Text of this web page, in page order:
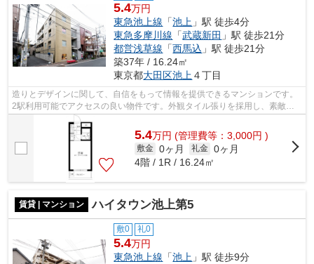
5.4万円
東急池上線 「池上 」駅 徒歩4分
東急多摩川線 「武蔵新田 」駅 徒歩21分
都営浅草線 「西馬込 」駅 徒歩21分
築37年 / 16.24㎡
東京都大田区池上４丁目
造りとデザインに関して、自信をもって情報を提供できるマンションです。
2駅利用可能でアクセスの良い物件です。外観タイル張りを採用し、素敵な
見た目を演出します。駅まで歩いてアク...
5.4万円 (管理費等：3,000円 )
敷金 0ヶ月 礼金 0ヶ月
4階 / 1R / 16.24㎡
賃貸 | マンション ハイタウン池上第5
敷0 礼0
5.4万円
東急池上線 「池上 」駅 徒歩9分